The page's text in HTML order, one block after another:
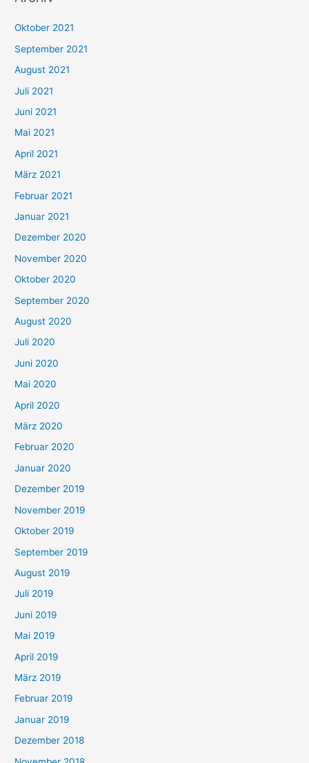
n
n
a
c
h
:
Oktober 2021
September 2021
August 2021
Juli 2021
Juni 2021
Mai 2021
April 2021
März 2021
Februar 2021
Januar 2021
Dezember 2020
November 2020
Oktober 2020
September 2020
August 2020
Juli 2020
Juni 2020
Mai 2020
April 2020
März 2020
Februar 2020
Januar 2020
Dezember 2019
November 2019
Oktober 2019
September 2019
August 2019
Juli 2019
Juni 2019
Mai 2019
April 2019
März 2019
Februar 2019
Januar 2019
Dezember 2018